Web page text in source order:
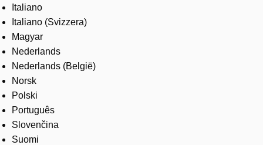
Italiano
Italiano (Svizzera)
Magyar
Nederlands
Nederlands (België)
Norsk
Polski
Português
Slovenčina
Suomi